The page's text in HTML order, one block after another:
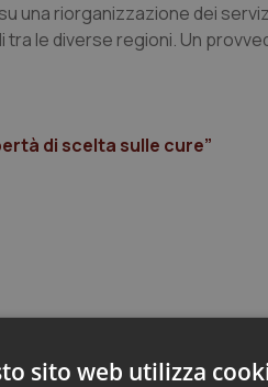
una riorganizzazione dei
le diverse regioni. Un
di scelta sulle cure”
e Professioni
sito web utilizza